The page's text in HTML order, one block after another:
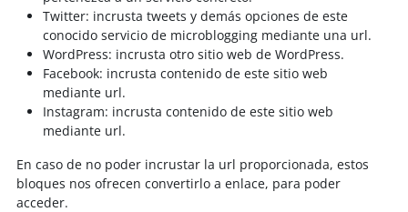
Twitter: incrusta tweets y demás opciones de este
conocido servicio de microblogging mediante una url.
WordPress: incrusta otro sitio web de WordPress.
Facebook: incrusta contenido de este sitio web
mediante url.
Instagram: incrusta contenido de este sitio web
mediante url.
En caso de no poder incrustar la url proporcionada, estos
bloques nos ofrecen convertirlo a enlace, para poder
acceder.